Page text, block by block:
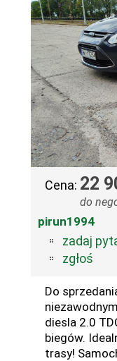
Cena: 22
do
pirun1994
zadaj
zgłoś
Do
diesla 2.0
biegów.
trasy!